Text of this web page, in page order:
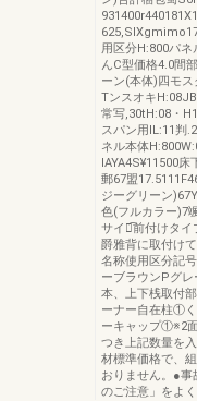
用区分H:800パ
んC型価格4.0間
ーン(本体)四モ
Tンスオキ
常写,30tH:08・
スパン用IL:11判
ネル本体
IAYA4S¥11500
郵67盟
ジーグリーン
色(フルカラー)7
サイン͡前付けタ
爵雅背に取付け
名称使用区分記
ーブラウンPグ
本、上下桟取付
ーナー自在柱①
ーキャップ①※2
つき上記数量を
材標準価格で、
おりません。●事
のご注意」をよ